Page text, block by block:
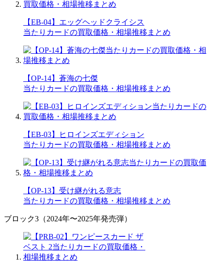
【EB-04】エッグヘッドクライシス
当たりカードの買取価格・相場推移まとめ
【OP-14】蒼海の七傑
当たりカードの買取価格・相場推移まとめ
【EB-03】ヒロインズエディション
当たりカードの買取価格・相場推移まとめ
【OP-13】受け継がれる意志
当たりカードの買取価格・相場推移まとめ
ブロック3（2024年〜2025年発売弾）